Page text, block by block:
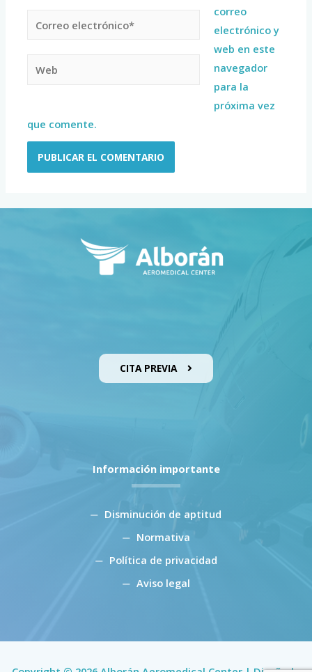
correo
electrónico y
web en este
navegador
para la
próxima vez
que comente.
CITA PREVIA
Información importante
Disminución de aptitud
Normativa
Política de privacidad
Aviso legal